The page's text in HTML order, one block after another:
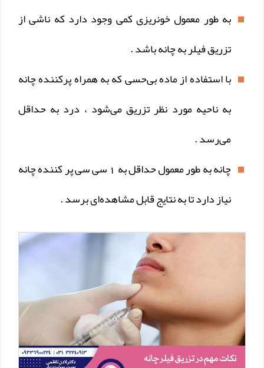
به طور معمول خونریزی کمی وجود دارد که ناشی از
تزریق فیلر به چانه باشد .
با استفاده از ماده بی‌حسی که به همراه پرکننده چانه
به ناحیه مورد نظر تزریق می‌شود ، درد به حداقل
می‌رسد .
چانه به طور معمول حداقل به 1 سی سی پر کننده چانه
نیاز دارد تا به نتایج قابل مشاهده‌ای برسد .